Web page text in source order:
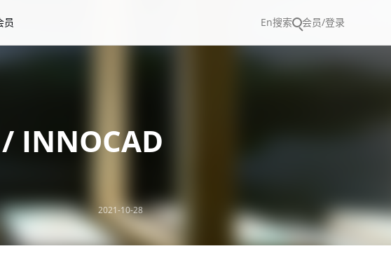
员 En搜索 会员/登录
INNOCAD
2021-10-28